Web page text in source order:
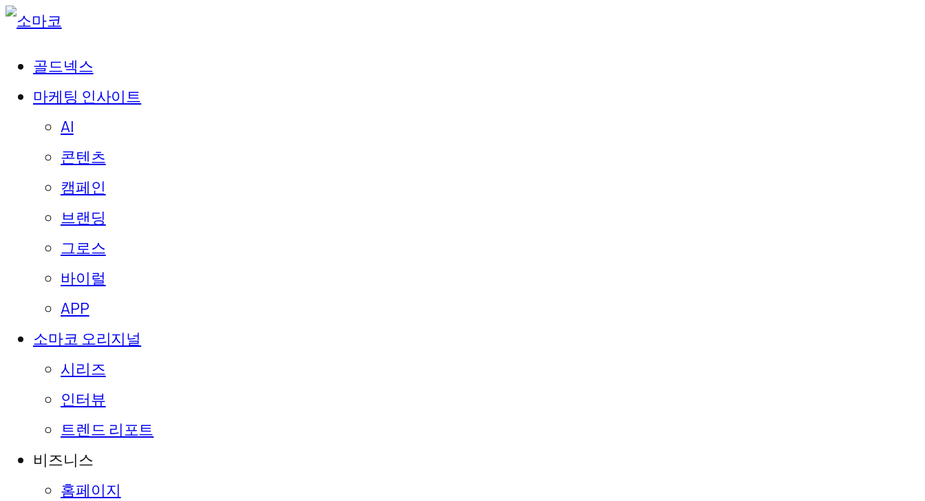
골드넥스
마케팅 인사이트
AI
콘텐츠
캠페인
브랜딩
그로스
바이럴
APP
소마코 오리지널
시리즈
인터뷰
트렌드 리포트
비즈니스
홈페이지